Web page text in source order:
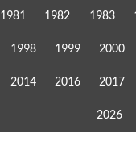
1981 1982 1983
1998 1999 2000
2014 2016 2017
2026